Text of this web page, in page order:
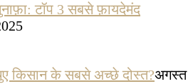
टॉप 3 सबसे फ़ायदेमंद
किसान के सबसे अच्छे दोस्त?अगस्त